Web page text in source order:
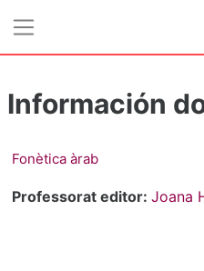
Información
Fonètica àrab
Professorat editor: Joana